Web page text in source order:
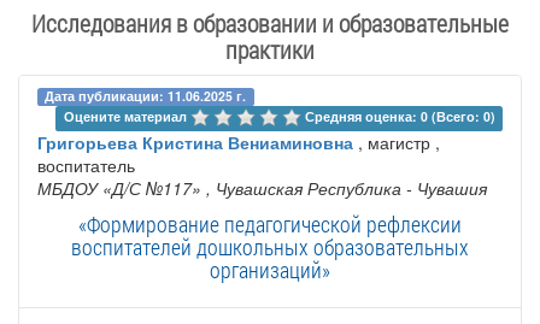
Исследования в образовании и образовательные
практики
Дата публикации: 11.06.2025 г.
Оцените материал
Средняя оценка: 0 (Всего: 0)
Григорьева Кристина Вениаминовна , магистр ,
воспитатель
МБДОУ «Д/С №117» , Чувашская Республика - Чувашия
«Формирование педагогической рефлексии
воспитателей дошкольных образовательных
организаций»